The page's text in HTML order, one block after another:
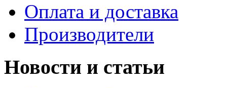
Оплата и доставка
Производители
Новости и статьи